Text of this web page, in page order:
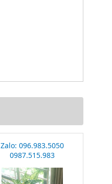
Zalo: 096.983.5050
0987.515.983